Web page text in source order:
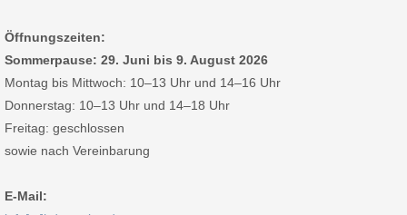
Öffnungszeiten:
Sommerpause: 29. Juni bis 9. August 2026
Montag bis Mittwoch: 10–13 Uhr und 14–16 Uhr
Donnerstag: 10–13 Uhr und 14–18 Uhr
Freitag: geschlossen
sowie nach Vereinbarung
E-Mail: